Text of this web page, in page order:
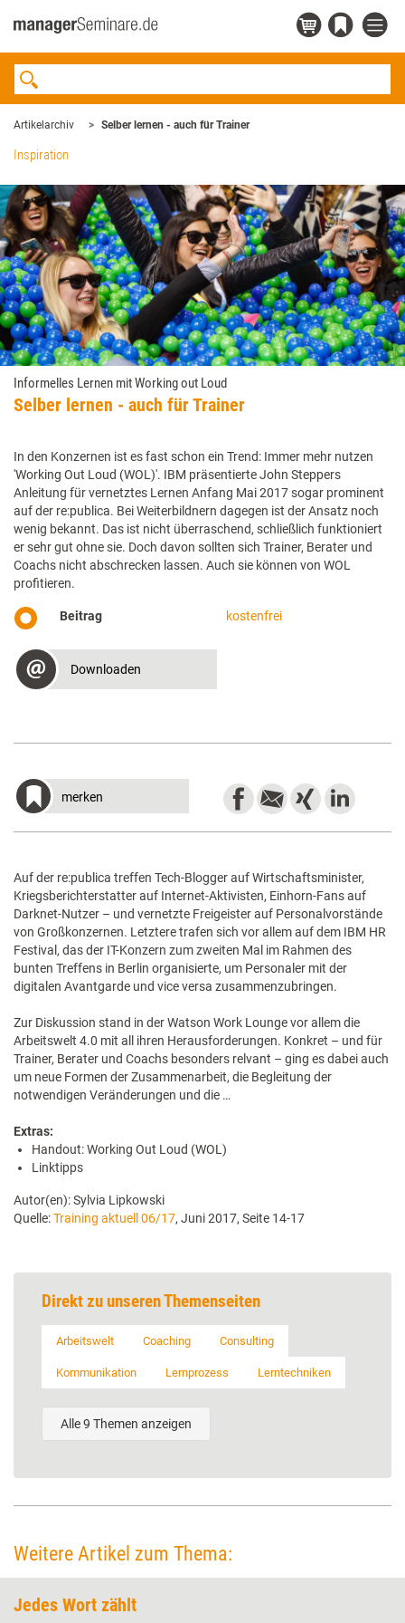
Artikelarchiv Selber lernen - auch für Trainer
Inspiration
Informelles Lernen mit Working out Loud
Selber lernen - auch für Trainer
In den Konzernen ist es fast schon ein Trend: Immer mehr nutzen
'Working Out Loud (WOL)'. IBM präsentierte John Steppers
Anleitung für vernetztes Lernen Anfang Mai 2017 sogar prominent
auf der re:publica. Bei Weiterbildnern dagegen ist der Ansatz noch
wenig bekannt. Das ist nicht überraschend, schließlich funktioniert
er sehr gut ohne sie. Doch davon sollten sich Trainer, Berater und
Coachs nicht abschrecken lassen. Auch sie können von WOL
profitieren.
Beitrag kostenfrei
Downloaden
merken
Auf der re:publica treffen Tech-Blogger auf Wirtschaftsminister,
Kriegsberichterstatter auf Internet-Aktivisten, Einhorn-Fans auf
Darknet-Nutzer – und vernetzte Freigeister auf Personalvorstände
von Großkonzernen. Letztere trafen sich vor allem auf dem IBM HR
Festival, das der IT-Konzern zum zweiten Mal im Rahmen des
bunten Treffens in Berlin organisierte, um Personaler mit der
digitalen Avantgarde und vice versa zusammenzubringen.
Zur Diskussion stand in der Watson Work Lounge vor allem die
Arbeitswelt 4.0 mit all ihren Herausforderungen. Konkret – und für
Trainer, Berater und Coachs besonders relvant – ging es dabei auch
um neue Formen der Zusammenarbeit, die Begleitung der
notwendigen Veränderungen und die …
Extras:
Handout: Working Out Loud (WOL)
Linktipps
Autor(en): Sylvia Lipkowski
Quelle:Training aktuell 06/17, Juni 2017, Seite 14-17
Direkt zu unseren Themenseiten
Arbeitswelt Coaching Consulting
Kommunikation Lernprozess Lerntechniken
Alle 9 Themen anzeigen
Weitere Artikel zum Thema:
Jedes Wort zählt